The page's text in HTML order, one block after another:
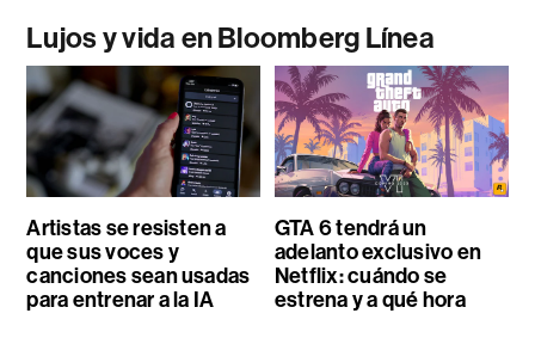
Lujos y vida en Bloomberg Línea
Artistas se resisten a
que sus voces y
canciones sean usadas
para entrenar a la IA
GTA 6 tendrá un
adelanto exclusivo en
Netflix: cuándo se
estrena y a qué hora